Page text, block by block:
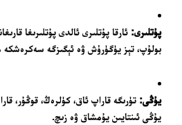
پۇتلىرى: ئارقا پۇتلىرى ئالدى پۇتلىرىغا
بولۇپ، تېز يۈگۈرۈش ۋە ئېگىزگە سەكرەشكە
يۇڭى: تۈرىگە قاراپ ئاق، كۈلرەڭ، قوڭۇر،
يۇڭى ئىنتايىن يۇمشاق ۋە زىچ.